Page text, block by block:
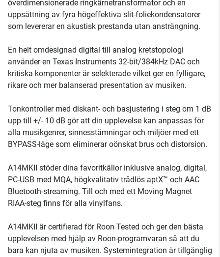
överdimensionerade ringkärnetransformator och en
uppsättning av fyra högeffektiva slit-foliekondensatorer
som levererar en akustisk prestanda utan ansträngning.
En helt omdesignad digital till analog kretstopologi
använder en Texas Instruments 32-bit/384kHz DAC och
kritiska komponenter är selekterade vilket ger en fylligare,
rikare och mer balanserad presentation av musiken.
Tonkontroller med diskant- och basjustering i steg om 1 dB
upp till +/- 10 dB gör att din upplevelse kan anpassas för
alla musikgenrer, sinnesstämningar och miljöer med ett
BYPASS-läge som eliminerar oönskat brus och distorsion.
A14MKII stöder dina favoritkällor inklusive analog, digital,
PC-USB med MQA, högkvalitativ trådlös aptX™ och AAC
Bluetooth-streaming. Till och med ett Moving Magnet
RIAA-steg finns för alla vinylfans.
A14MKII är certifierad för Roon Tested och ger den bästa
upplevelsen med hjälp av Roon-programvaran så att du
bara kan njuta av musiken. Systemintegration är tillgänglig